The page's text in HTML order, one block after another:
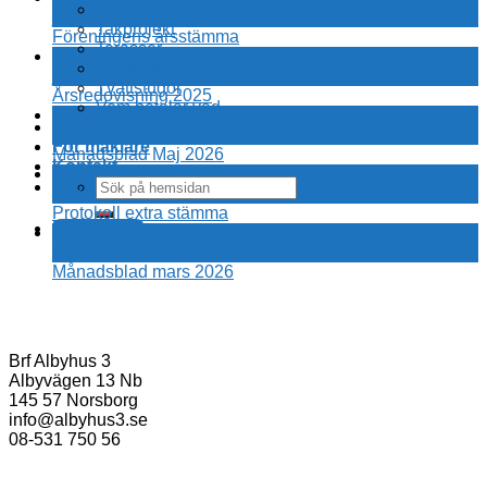
Takprojekt
Terasser
Tvättstugor
Vem betalar vad
För mäklare
Kontakt
Felanmälan
Föreningens årsstämma
Årsredovisning 2025
Månadsblad Maj 2026
mar
Protokoll extra stämma
Månadsblad mars 2026
Brf Albyhus 3
Albyvägen 13 Nb
145 57 Norsborg
info@albyhus3.se
08-531 750 56